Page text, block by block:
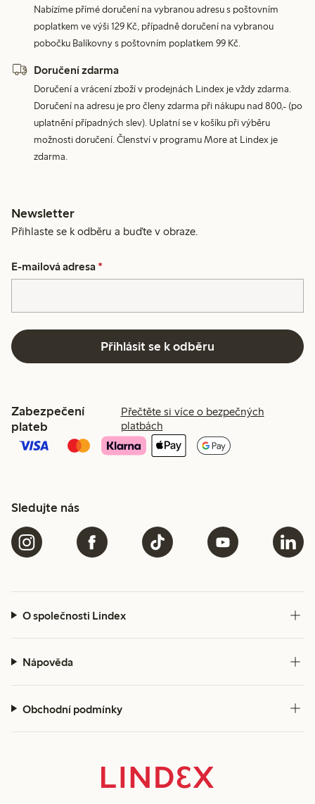
Nabízíme přímé doručení na vybranou adresu s poštovním
poplatkem ve výši 129 Kč, případně doručení na vybranou
pobočku Balíkovny s poštovním poplatkem 99 Kč.
Doručení zdarma
Doručení a vrácení zboží v prodejnách Lindex je vždy zdarma.
Doručení na adresu je pro členy zdarma při nákupu nad 800,- (po
uplatnění případných slev). Uplatní se v košíku při výběru
možnosti doručení. Členství v programu More at Lindex je
zdarma.
Newsletter
Přihlaste se k odběru a buďte v obraze.
E-mailová adresa *
Přihlásit se k odběru
Zabezpečení
plateb
Přečtěte si více o bezpečných
platbách
Sledujte nás
O společnosti Lindex
Nápověda
Obchodní podmínky